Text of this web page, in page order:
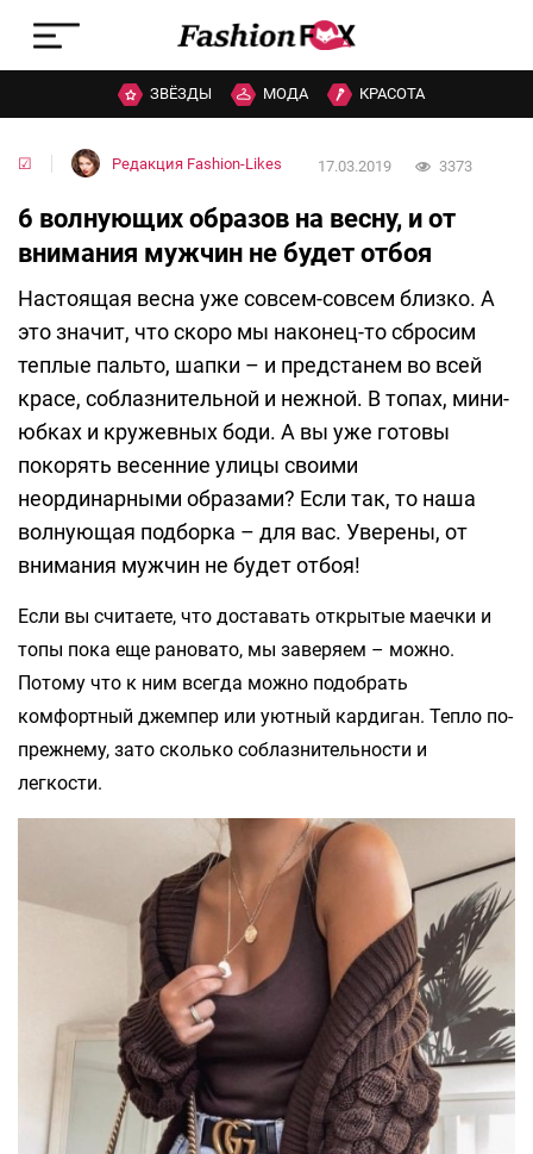
ЗВЁЗДЫ МОДА КРАСОТА
☑ Редакция Fashion-Likes 17.03.2019 3373
6 волнующих образов на весну, и от
внимания мужчин не будет отбоя
Настоящая весна уже совсем-совсем близко. А
это значит, что скоро мы наконец-то сбросим
теплые пальто, шапки – и предстанем во всей
красе, соблазнительной и нежной. В топах, мини-
юбках и кружевных боди. А вы уже готовы
покорять весенние улицы своими
неординарными образами? Если так, то наша
волнующая подборка – для вас. Уверены, от
внимания мужчин не будет отбоя!
Если вы считаете, что доставать открытые маечки и
топы пока еще рановато, мы заверяем – можно.
Потому что к ним всегда можно подобрать
комфортный джемпер или уютный кардиган. Тепло по-
прежнему, зато сколько соблазнительности и
легкости.